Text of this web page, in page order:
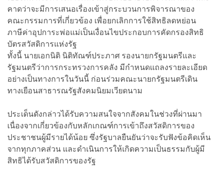
คาดว่าจะมีการเสนอเรื่องเข้าสู่กระบวนการพิจารณาของ
คณะกรรมการที่เกี่ยวข้อง เพื่อยกเลิกการใช้สิทธิลดหย่อน
ภาษีค่าอุปการะพ่อแม่เป็นเงื่อนไขประกอบการคัดกรองสิทธิ
บัตรสวัสดิการแห่งรัฐ
ทั้งนี้ นายเอกนิติ นิติทัณฑ์ประภาศ รองนายกรัฐมนตรีและ
รัฐมนตรีว่าการกระทรวงการคลัง มีกำหนดแถลงรายละเอียด
อย่างเป็นทางการในวันนี้ ก่อนร่วมคณะนายกรัฐมนตรีเดิน
ทางเยือนสาธารณรัฐสังคมนิยมเวียดนาม
ประเด็นดังกล่าวได้รับความสนใจจากสังคมในช่วงที่ผ่านมา
เนื่องจากเกี่ยวข้องกับหลักเกณฑ์การเข้าถึงสวัสดิการของ
ประชาชนผู้มีรายได้น้อย ซึ่งรัฐบาลยืนยันว่าจะรับฟังข้อคิดเห็น
จากทุกภาคส่วน และดำเนินการให้เกิดความเป็นธรรมกับผู้มี
สิทธิได้รับสวัสดิการของรัฐ